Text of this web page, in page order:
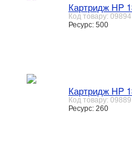
Картридж HP
Код товару: 09894
Ресурс: 500
Картридж HP
Код товару: 09889
Ресурс: 260